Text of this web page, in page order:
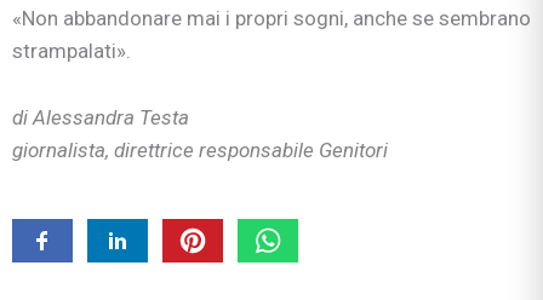
«Non abbandonare mai i propri sogni, anche se sembrano
strampalati».
di Alessandra Testa
giornalista, direttrice responsabile Genitori